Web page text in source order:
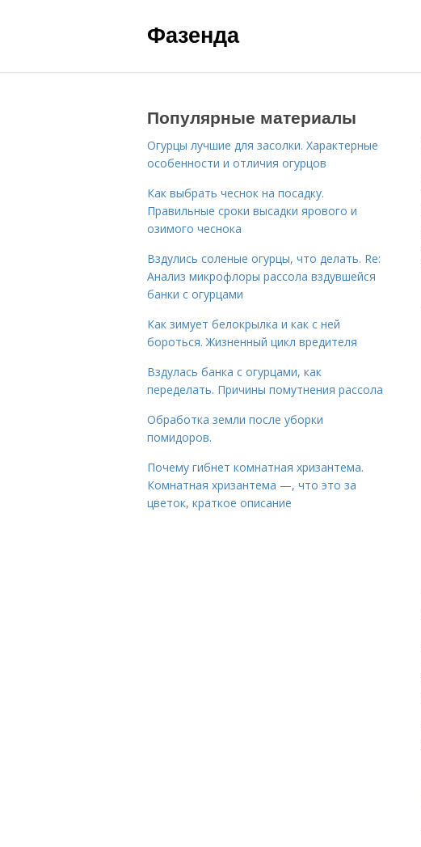
Фазенда
Популярные материалы
Огурцы лучшие для засолки. Характерные
особенности и отличия огурцов
Как выбрать чеснок на посадку.
Правильные сроки высадки ярового и
озимого чеснока
Вздулись соленые огурцы, что делать. Re:
Анализ микрофлоры рассола вздувшейся
банки с огурцами
Как зимует белокрылка и как с ней
бороться. Жизненный цикл вредителя
Вздулась банка с огурцами, как
переделать. Причины помутнения рассола
Обработка земли после уборки
помидоров.
Почему гибнет комнатная хризантема.
Комнатная хризантема —, что это за
цветок, краткое описание